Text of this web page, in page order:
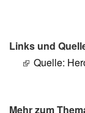
Links und
Quelle:
Mehr zum